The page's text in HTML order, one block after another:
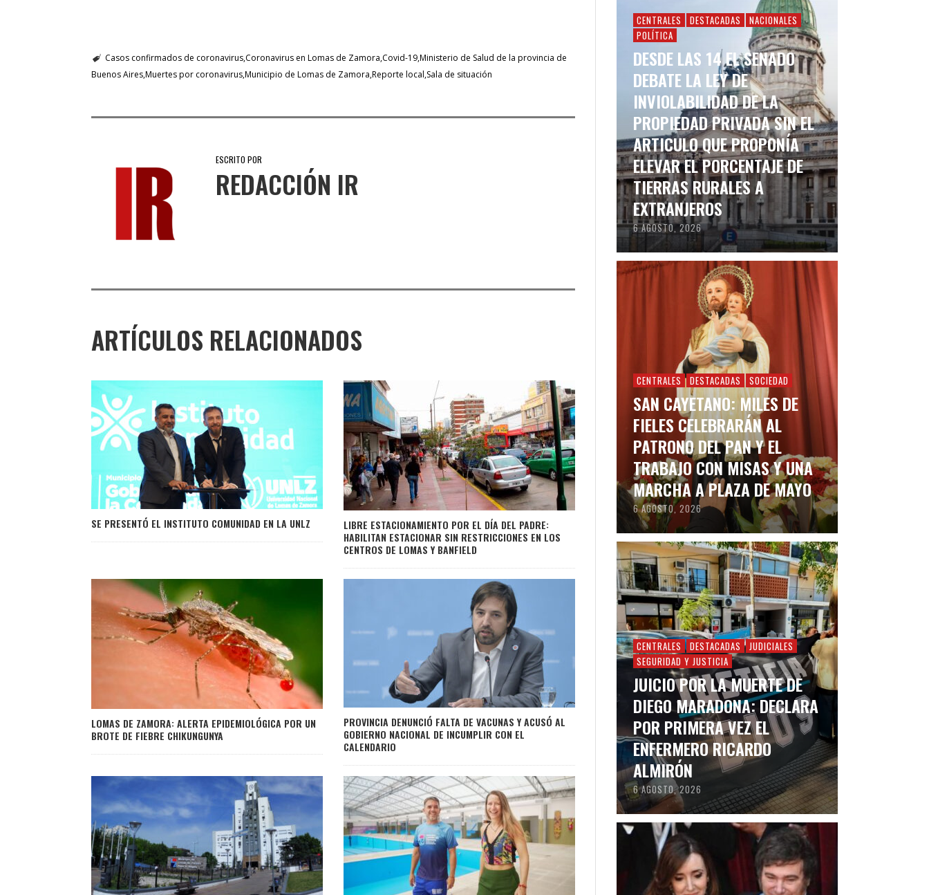
Casos confirmados de coronavirusCoronavirus en Lomas de Zamora Covid-19Ministerio de Salud de la provincia de
Buenos AiresMuertes por coronavirusMunicipio de Lomas de Zamora Reporte local Sala de situación
ESCRITO POR
REDACCIÓN IR
ARTÍCULOS RELACIONADOS
SE PRESENTÓ EL INSTITUTO COMUNIDAD EN LA UNLZ
LIBRE ESTACIONAMIENTO POR EL DÍA DEL PADRE:
HABILITAN ESTACIONAR SIN RESTRICCIONES EN LOS
CENTROS DE LOMAS Y BANFIELD
LOMAS DE ZAMORA: ALERTA EPIDEMIOLÓGICA POR UN
BROTE DE FIEBRE CHIKUNGUNYA
PROVINCIA DENUNCIÓ FALTA DE VACUNAS Y ACUSÓ AL
GOBIERNO NACIONAL DE INCUMPLIR CON EL
CALENDARIO
CENTRALES DESTACADAS
NACIONALES
POLÍTICA
DESDE LAS 14 EL SENADO
DEBATE LA LEY DE
INVIOLABILIDAD DE LA
PROPIEDAD PRIVADA SIN EL
ARTICULO QUE PROPONÍA
ELEVAR EL PORCENTAJE DE
TIERRAS RURALES A
EXTRANJEROS
6 AGOSTO, 2026
CENTRALES DESTACADAS SOCIEDAD
SAN CAYETANO: MILES DE
FIELES CELEBRARÁN AL
PATRONO DEL PAN Y EL
TRABAJO CON MISAS Y UNA
MARCHA A PLAZA DE MAYO
6 AGOSTO, 2026
CENTRALES DESTACADAS
JUDICIALES
SEGURIDAD Y JUSTICIA
JUICIO POR LA MUERTE DE
DIEGO MARADONA: DECLARA
POR PRIMERA VEZ EL
ENFERMERO RICARDO
ALMIRÓN
6 AGOSTO, 2026